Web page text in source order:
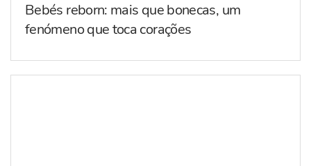
Bebés reborn: mais que bonecas, um
fenómeno que toca corações